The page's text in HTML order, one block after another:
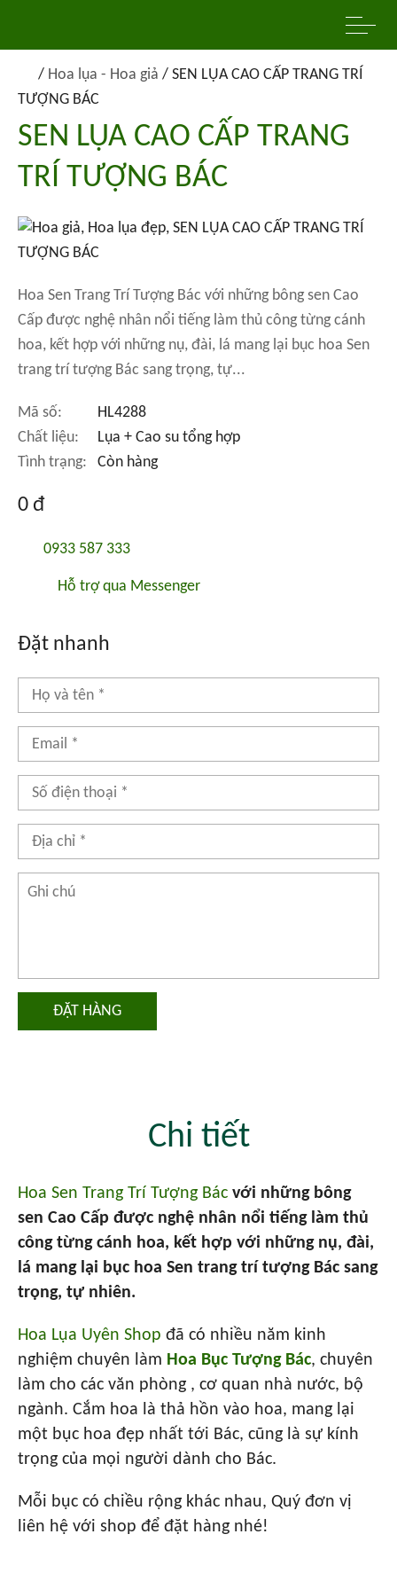
/ Hoa lụa - Hoa giả / SEN LỤA CAO CẤP TRANG TRÍ
TƯỢNG BÁC
SEN LỤA CAO CẤP TRANG
TRÍ TƯỢNG BÁC
Hoa Sen Trang Trí Tượng Bác với những bông sen Cao
Cấp được nghệ nhân nổi tiếng làm thủ công từng cánh
hoa, kết hợp với những nụ, đài, lá mang lại bục hoa Sen
trang trí tượng Bác sang trọng, tự...
Mã số:
HL4288
Chất liệu:
Lụa + Cao su tổng hợp
Tình trạng:
Còn hàng
0 đ
0933 587 333
Hỗ trợ qua Messenger
Đặt nhanh
ĐẶT HÀNG
Chi tiết
Hoa Sen Trang Trí Tượng Bác với những bông
sen Cao Cấp được nghệ nhân nổi tiếng làm thủ
công từng cánh hoa, kết hợp với những nụ, đài,
lá mang lại bục hoa Sen trang trí tượng Bác sang
trọng, tự nhiên.
Hoa Lụa Uyên Shop đã có nhiều năm kinh
nghiệm chuyên làm Hoa Bục Tượng Bác, chuyên
làm cho các văn phòng , cơ quan nhà nước, bộ
ngành. Cắm hoa là thả hồn vào hoa, mang lại
một bục hoa đẹp nhất tới Bác, cũng là sự kính
trọng của mọi người dành cho Bác.
Mỗi bục có chiều rộng khác nhau, Quý đơn vị
liên hệ với shop để đặt hàng nhé!